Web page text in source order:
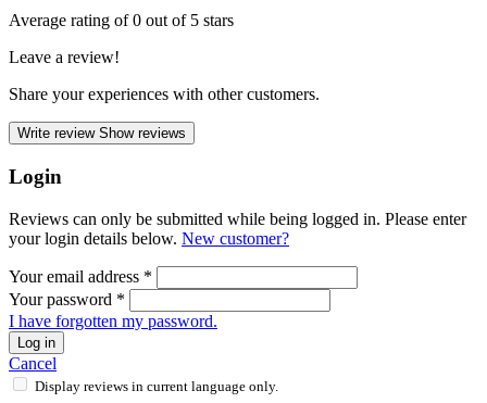
Average rating of 0 out of 5 stars
Leave a review!
Share your experiences with other customers.
Write review Show reviews
Login
Reviews can only be submitted while being logged in. Please enter
your login details below. New customer?
Your email address *
Your password *
I have forgotten my password.
Log in
Cancel
Display reviews in current language only.